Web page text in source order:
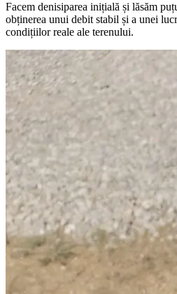
Facem denisiparea inițială și lăsăm
obținerea unui debit stabil și a unei
condițiilor reale ale terenului.